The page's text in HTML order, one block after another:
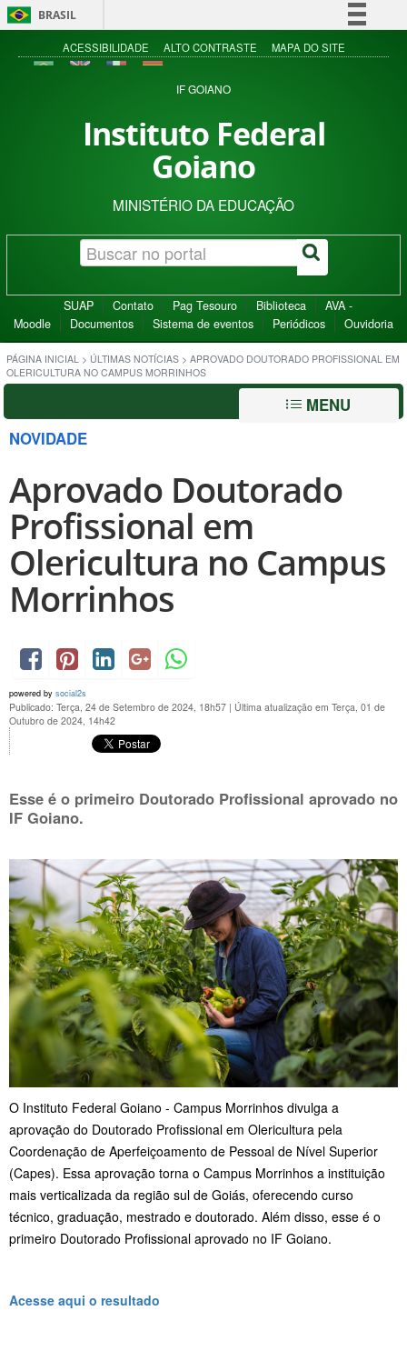
BRASIL
Simplifique!
Acesso à informação
ACESSIBILIDADE ALTO CONTRASTE MAPA DO SITE
IF GOIANO
Instituto Federal
Goiano
MINISTÉRIO DA EDUCAÇÃO
SUAP Contato Pag Tesouro Biblioteca
AVA -
Moodle
Documentos Sistema de eventos Periódicos Ouvidoria
PÁGINA INICIAL > ÚLTIMAS NOTÍCIAS > APROVADO DOUTORADO PROFISSIONAL EM
OLERICULTURA NO CAMPUS MORRINHOS
MENU
NOVIDADE
Aprovado Doutorado
Profissional em
Olericultura no Campus
Morrinhos
powered by social2s
Publicado: Terça, 24 de Setembro de 2024, 18h57 | Última atualização em Terça, 01 de
Outubro de 2024, 14h42
Esse é o primeiro Doutorado Profissional aprovado no
IF Goiano.
O Instituto Federal Goiano - Campus Morrinhos divulga a
aprovação do Doutorado Profissional em Olericultura pela
Coordenação de Aperfeiçoamento de Pessoal de Nível Superior
(Capes). Essa aprovação torna o Campus Morrinhos a instituição
mais verticalizada da região sul de Goiás, oferecendo curso
técnico, graduação, mestrado e doutorado. Além disso, esse é o
primeiro Doutorado Profissional aprovado no IF Goiano.
Acesse aqui o resultado